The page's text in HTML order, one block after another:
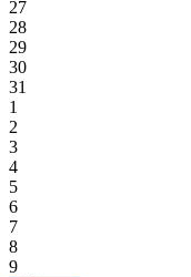
27
28
29
30
31
1
2
3
4
5
6
7
8
9